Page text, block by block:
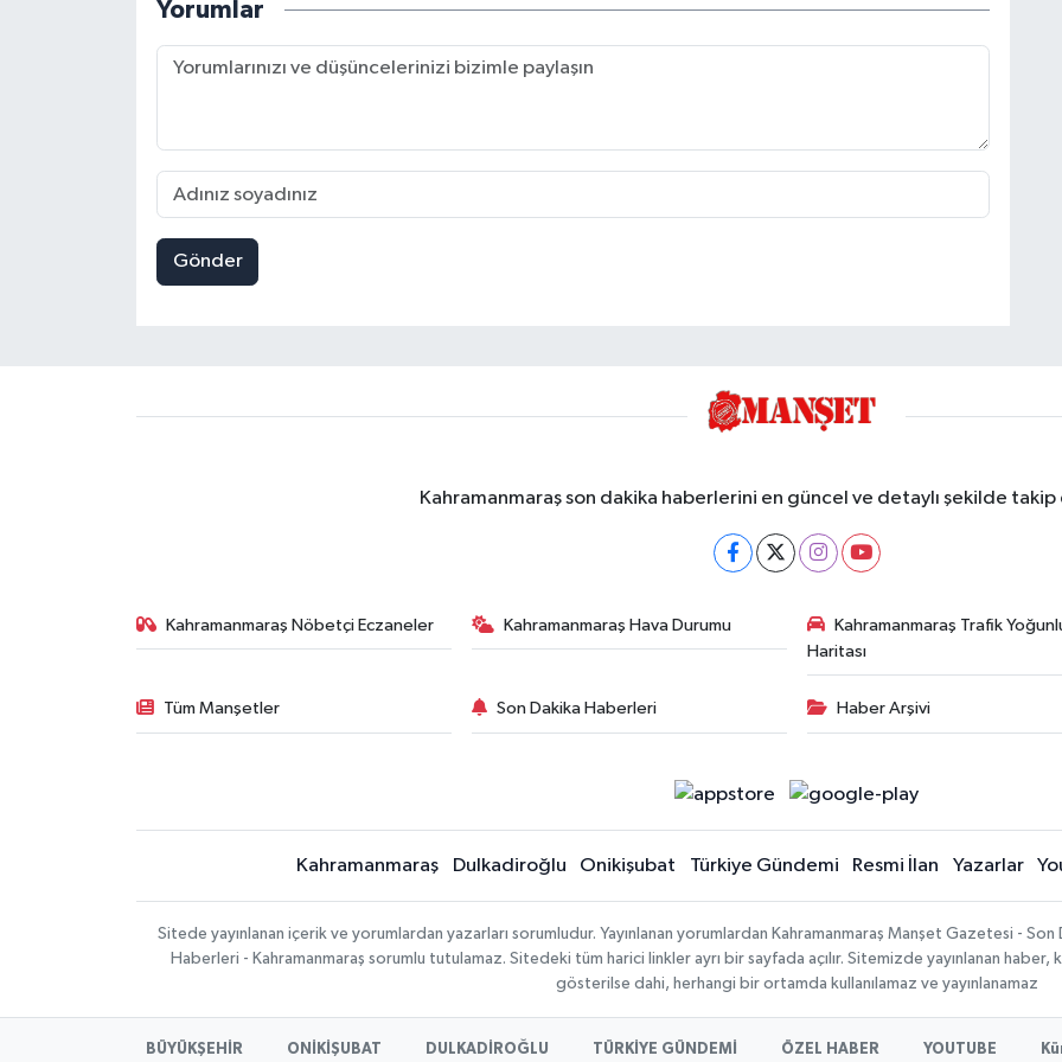
Yorumlar
Gönder
Kahramanmaraş son dakika haberlerini en güncel ve detaylı şekilde
Kahramanmaraş Nöbetçi Eczaneler Kahramanmaraş Hava Durumu
Kahramanmaraş Trafik
Haritası
Tüm Manşetler Son Dakika Haberleri Haber Arşivi
Kahramanmaraş Dulkadiroğlu Onikişubat Türkiye Gündemi Resmi İlan Yazarlar
Sitede yayınlanan içerik ve yorumlardan yazarları sorumludur. Yayınlanan yorumlardan Kahramanmaraş Manşet Gazetesi -
Haberleri - Kahramanmaraş sorumlu tutulamaz. Sitedeki tüm harici linkler ayrı bir sayfada açılır. Sitemizde yayınlanan haber,
gösterilse dahi, herhangi bir ortamda kullanılamaz ve yayınlanamaz
BÜYÜKŞEHİR ONİKİŞUBAT DULKADİROĞLU TÜRKİYE GÜNDEMİ ÖZEL HABER YOUTUBE